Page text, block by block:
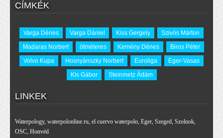
CÍMKÉK
Varga Dénes Varga Dániel Kiss Gergely
Szivós Márton
Madaras Norbert
ötméteres Kemény Dénes
Biros Péter
Volvo Kupa
Hosnyánszky Norbert Euroliga
Eger-Vasas
Kis Gábor
Steinmetz Ádám
LINKEK
Waterpology, waterpolonline.ru, el cuervo waterpolo, Eger, Szeged, Szolnok,
OSC, Honvéd